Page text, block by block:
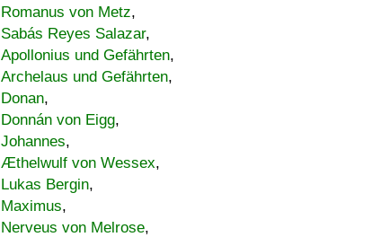
Romanus von Metz,
Sabás Reyes Salazar,
Apollonius und Gefährten,
Archelaus und Gefährten,
Donan,
Donnán von Eigg,
Johannes,
Æthelwulf von Wessex,
Lukas Bergin,
Maximus,
Nerveus von Melrose,